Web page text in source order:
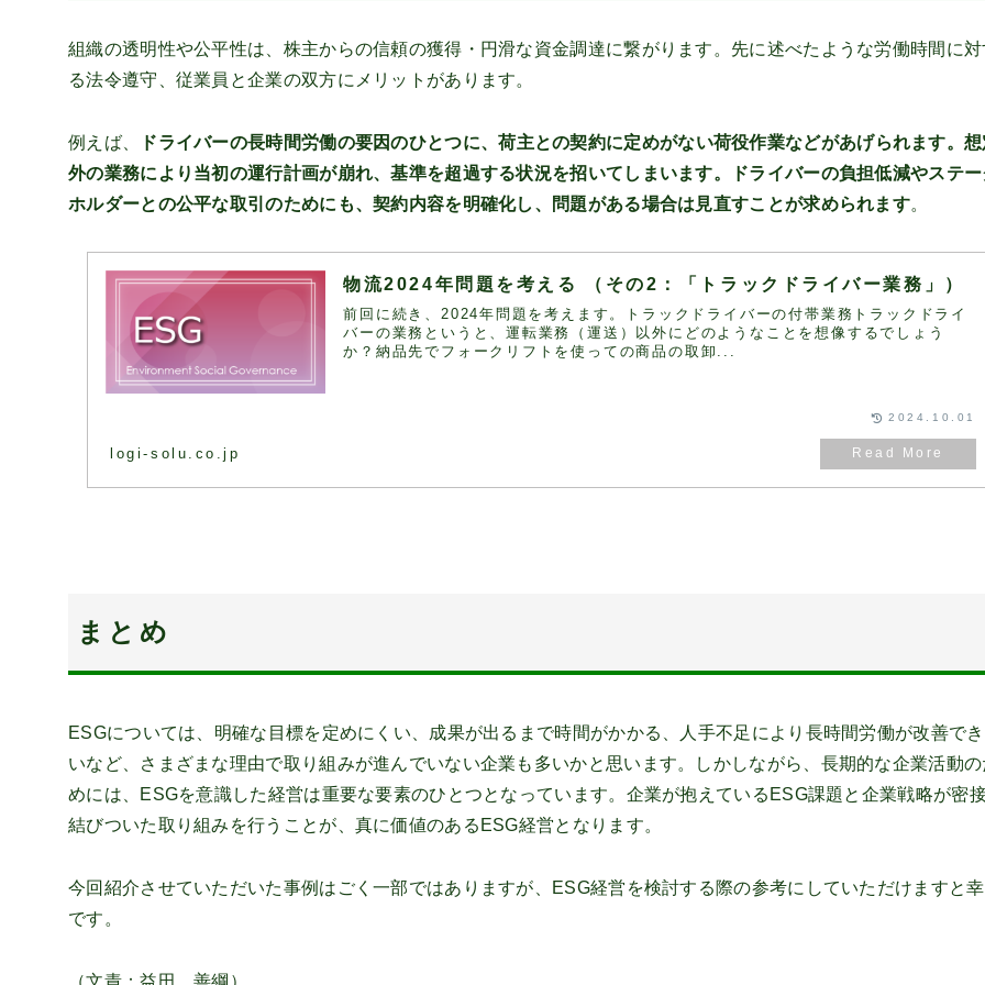
組織の透明性や公平性は、株主からの信頼の獲得・円滑な資金調達に繋がります。先に述べたような労働時間に対
る法令遵守、従業員と企業の双方にメリットがあります。
例えば、
ドライバーの長時間労働の要因のひとつに、荷主との契約に定めがない荷役作業などがあげられます。想
外の業務により当初の運行計画が崩れ、基準を超過する状況を招いてしまいます。ドライバーの負担低減やステー
ホルダーとの公平な取引のためにも、契約内容を明確化し、問題がある場合は見直すことが求められます。
物流2024年問題を考える （その2：「トラックドライバー業務」）
前回に続き、2024年問題を考えます。トラックドライバーの付帯業務トラックドライ
バーの業務というと、運転業務（運送）以外にどのようなことを想像するでしょう
か？納品先でフォークリフトを使っての商品の取卸...
logi-solu.co.jp
2024.10.01
まとめ
ESGについては、明確な目標を定めにくい、成果が出るまで時間がかかる、人手不足により長時間労働が改善で
いなど、さまざまな理由で取り組みが進んでいない企業も多いかと思います。しかしながら、長期的な企業活動の
めには、ESGを意識した経営は重要な要素のひとつとなっています。企業が抱えているESG課題と企業戦略が密
結びついた取り組みを行うことが、真に価値のあるESG経営となります。
今回紹介させていただいた事例はごく一部ではありますが、ESG経営を検討する際の参考にしていただけますと
です。
（文責：益田 善綱）